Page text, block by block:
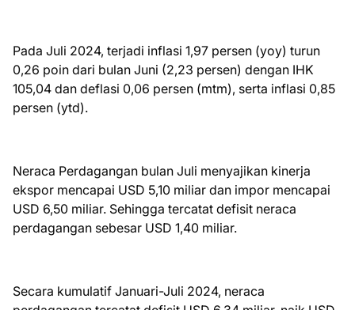
Pada Juli 2024, terjadi inflasi 1,97 persen (yoy) turun
0,26 poin dari bulan Juni (2,23 persen) dengan IHK
105,04 dan deflasi 0,06 persen (mtm), serta inflasi 0,85
persen (ytd).
Neraca Perdagangan bulan Juli menyajikan kinerja
ekspor mencapai USD 5,10 miliar dan impor mencapai
USD 6,50 miliar. Sehingga tercatat defisit neraca
perdagangan sebesar USD 1,40 miliar.
Secara kumulatif Januari-Juli 2024, neraca